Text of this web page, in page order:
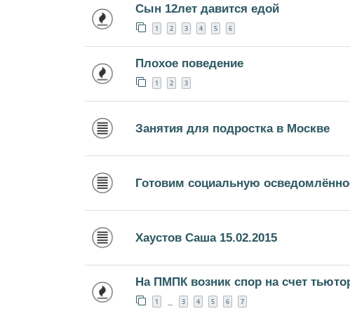
Сын 12лет давится едой
1 2 3 4 5 6
Плохое поведение
1 2 3
Занятия для подростка в Москве
Готовим социальную
Хаустов Саша 15.02.2015
На ПМПК возник спор на счет
1 3 4 5 6 7